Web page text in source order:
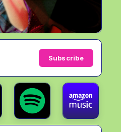
Subscribe